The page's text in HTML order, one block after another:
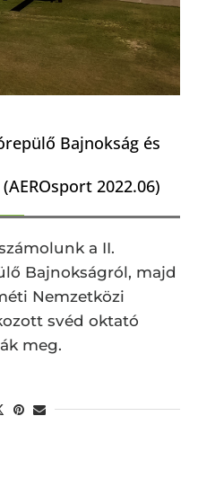
Bajnokság és
2022.06)
a II.
Bajnokságról, majd
Nemzetközi
svéd oktató
meg.